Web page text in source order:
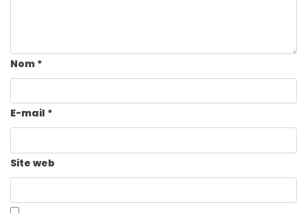
Nom *
E-mail *
Site web